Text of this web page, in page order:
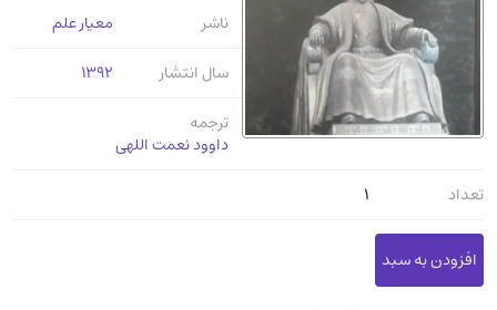
کتاب های مصور رنگی و گلاسه
عرفانی و سلوک(45)
الکترونیک (11)
دایره المعارف و فرهنگ(13)
معماری، عمران و شهرسازی
سینما و فیلم(54)
کتاب های قدیمی دینی و مذهبی
ناشر
معیار علم
سال انتشار
1392
ترجمه
داوود نعمت اللهی
تعداد
1